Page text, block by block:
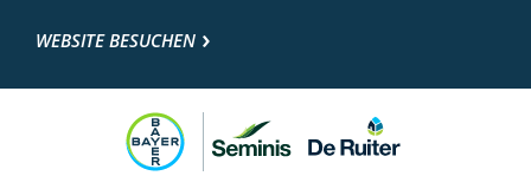
WEBSITE BESUCHEN